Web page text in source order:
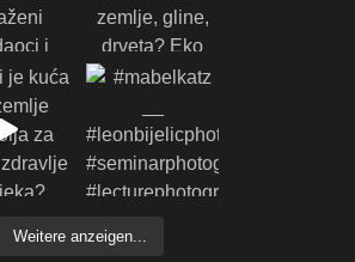
Weitere anzeigen...